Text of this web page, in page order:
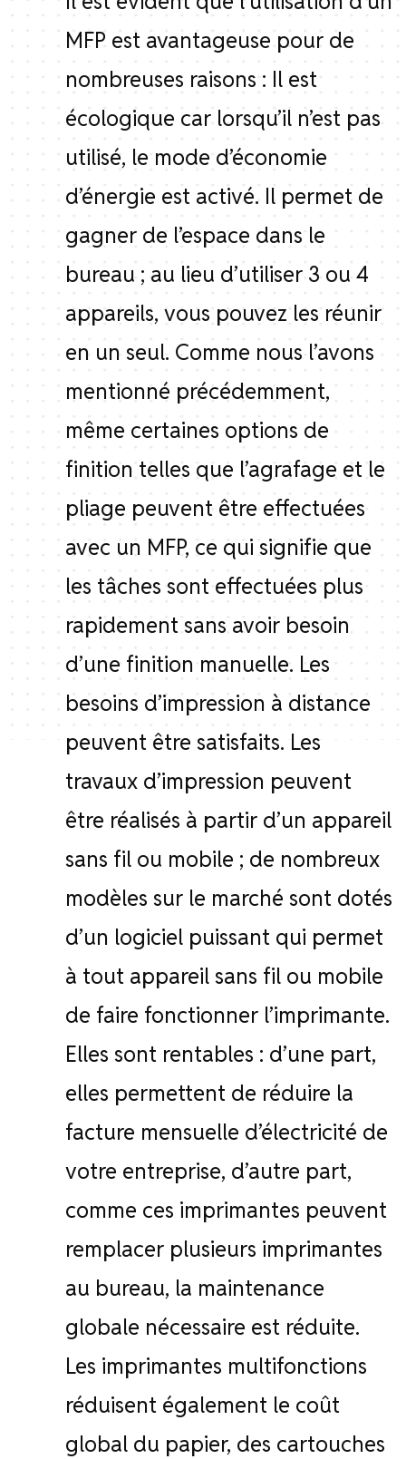
MFP est avantageuse pour de
nombreuses raisons : Il est
écologique car lorsqu’il n’est pas
utilisé, le mode d’économie
d’énergie est activé. Il permet de
gagner de l’espace dans le
bureau ; au lieu d’utiliser 3 ou 4
appareils, vous pouvez les réunir
en un seul. Comme nous l’avons
mentionné précédemment,
même certaines options de
finition telles que l’agrafage et le
pliage peuvent être effectuées
avec un MFP, ce qui signifie que
les tâches sont effectuées plus
rapidement sans avoir besoin
d’une finition manuelle. Les
besoins d’impression à distance
peuvent être satisfaits. Les
travaux d’impression peuvent
être réalisés à partir d’un appareil
sans fil ou mobile ; de nombreux
modèles sur le marché sont dotés
d’un logiciel puissant qui permet
à tout appareil sans fil ou mobile
de faire fonctionner l’imprimante.
Elles sont rentables : d’une part,
elles permettent de réduire la
facture mensuelle d’électricité de
votre entreprise, d’autre part,
comme ces imprimantes peuvent
remplacer plusieurs imprimantes
au bureau, la maintenance
globale nécessaire est réduite.
Les imprimantes multifonctions
réduisent également le coût
global du papier, des cartouches